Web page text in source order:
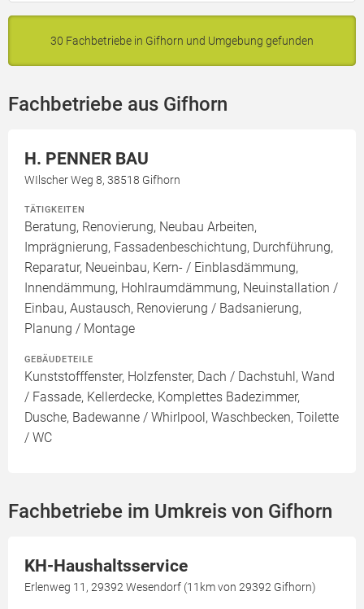
30 Fachbetriebe in Gifhorn und Umgebung gefunden
Fachbetriebe aus Gifhorn
H. PENNER BAU
WIlscher Weg 8, 38518 Gifhorn
TÄTIGKEITEN
Beratung, Renovierung, Neubau Arbeiten,
Imprägnierung, Fassadenbeschichtung, Durchführung,
Reparatur, Neueinbau, Kern- / Einblasdämmung,
Innendämmung, Hohlraumdämmung, Neuinstallation /
Einbau, Austausch, Renovierung / Badsanierung,
Planung / Montage
GEBÄUDETEILE
Kunststofffenster, Holzfenster, Dach / Dachstuhl, Wand
/ Fassade, Kellerdecke, Komplettes Badezimmer,
Dusche, Badewanne / Whirlpool, Waschbecken, Toilette
/ WC
Fachbetriebe im Umkreis von Gifhorn
KH-Haushaltsservice
Erlenweg 11, 29392 Wesendorf (11km von 29392 Gifhorn)